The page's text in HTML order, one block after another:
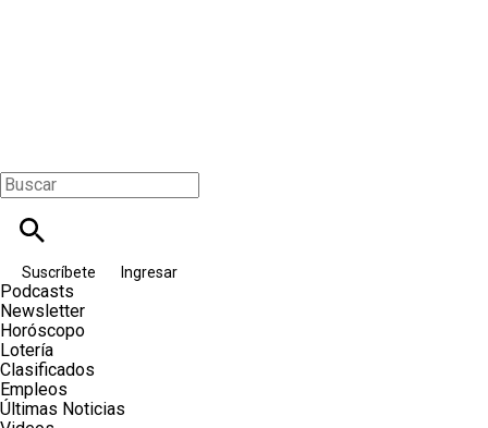
Suscríbete Ingresar
Podcasts
Newsletter
Horóscopo
Lotería
Clasificados
Empleos
Últimas Noticias